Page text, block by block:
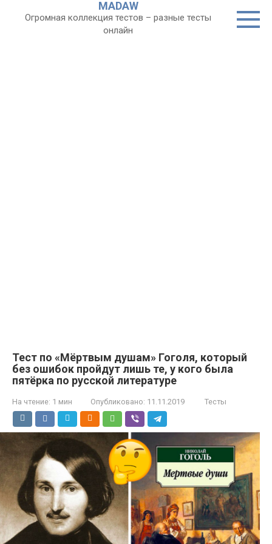
MADAW
Огромная коллекция тестов – разные тесты
онлайн
Тест по «Мёртвым душам» Гоголя, который
без ошибок пройдут лишь те, у кого была
пятёрка по русской литературе
На чтение: 1 мин Опубликовано: 11.11.2019 Тесты